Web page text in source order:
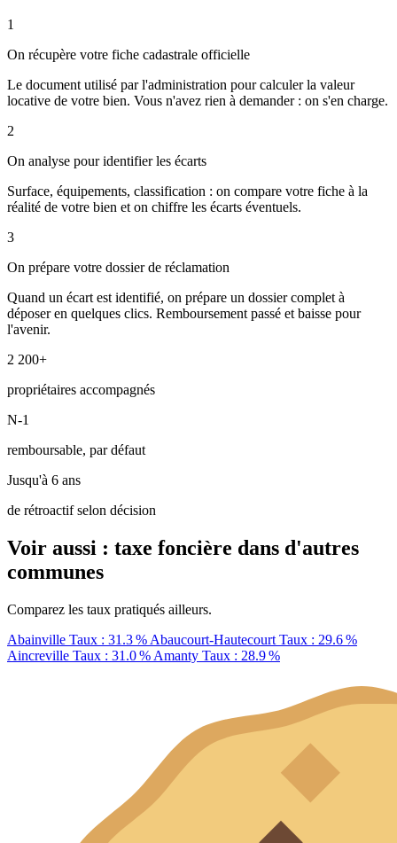
1
On récupère votre fiche cadastrale officielle
Le document utilisé par l'administration pour calculer la valeur
locative de votre bien. Vous n'avez rien à demander : on s'en charge.
2
On analyse pour identifier les écarts
Surface, équipements, classification : on compare votre fiche à la
réalité de votre bien et on chiffre les écarts éventuels.
3
On prépare votre dossier de réclamation
Quand un écart est identifié, on prépare un dossier complet à
déposer en quelques clics. Remboursement passé et baisse pour
l'avenir.
2 200+
propriétaires accompagnés
N-1
remboursable, par défaut
Jusqu'à 6 ans
de rétroactif selon décision
Voir aussi : taxe foncière dans d'autres
communes
Comparez les taux pratiqués ailleurs.
Abainville Taux : 31.3 % Abaucourt-Hautecourt Taux : 29.6 %
Aincreville Taux : 31.0 % Amanty Taux : 28.9 %